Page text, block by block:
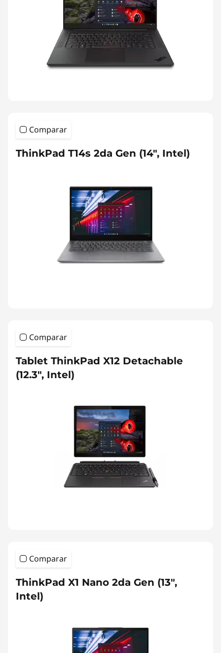
Comparar
ThinkPad T14s 2da Gen (14", Intel)
Comparar
Tablet ThinkPad X12 Detachable
(12.3", Intel)
Comparar
ThinkPad X1 Nano 2da Gen (13",
Intel)